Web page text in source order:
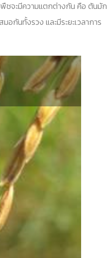
พืชจะมีความแตกต่างกัน คือ ต้นมัก
กันทั้งรวง และมีระยะเวลาการ